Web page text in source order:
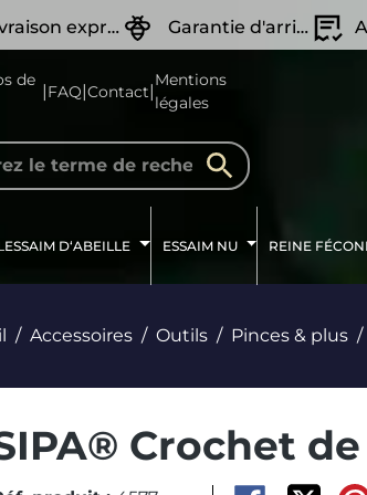
à la navigation principale
express Garantie d'arrivée Vivante
de
|FAQ|Contact|
Mentions
légales
ESSAIM D‘ABEILLE ESSAIM NU REINE
Accessoires Outils Pinces & plus
Crochet